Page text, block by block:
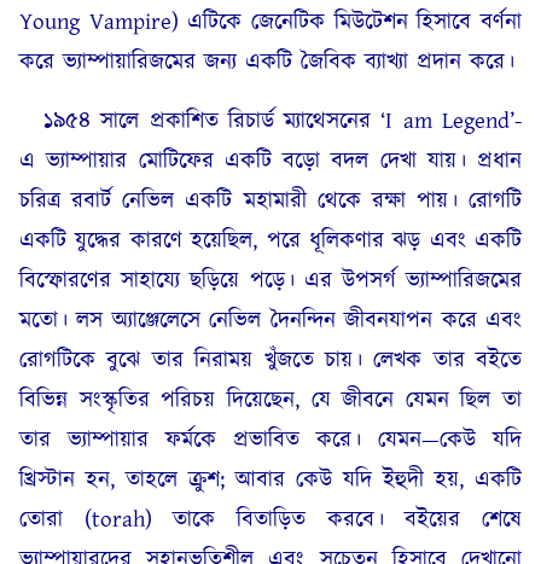
Young Vampire) এটিকে জেনেটিক মিউটেশন হিসাবে বর্ণনা
করে ভ্যাম্পায়ারিজমের জন্য একটি জৈবিক ব্যাখ্যা প্রদান করে।
১৯৫৪ সালে প্রকাশিত রিচার্ড ম্যাথেসনের ‘I am Legend’-
এ ভ্যাম্পায়ার মোটিফের একটি বড়ো বদল দেখা যায়। প্রধান
চরিত্র রবার্ট নেভিল একটি মহামারী থেকে রক্ষা পায়। রোগটি
একটি যুদ্ধের কারণে হয়েছিল, পরে ধূলিকণার ঝড় এবং একটি
বিস্ফোরণের সাহায্যে ছড়িয়ে পড়ে। এর উপসর্গ ভ্যাম্পারিজমের
মতো। লস অ্যাঞ্জেলেসে নেভিল দৈনন্দিন জীবনযাপন করে এবং
রোগটিকে বুঝে তার নিরাময় খুঁজতে চায়। লেখক তার বইতে
বিভিন্ন সংস্কৃতির পরিচয় দিয়েছেন, যে জীবনে যেমন ছিল তা
তার ভ্যাম্পায়ার ফর্মকে প্রভাবিত করে। যেমন—কেউ যদি
খ্রিস্টান হন, তাহলে ক্রুশ; আবার কেউ যদি ইহুদী হয়, একটি
তোরা (torah) তাকে বিতাড়িত করবে। বইয়ের শেষে